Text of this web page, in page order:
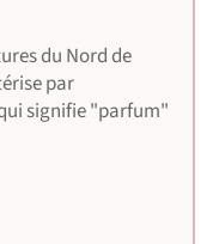
du Nord de
par
signifie"parfum"